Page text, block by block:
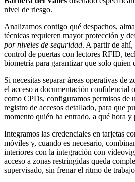
nivel de riesgo.
Analizamos contigo qué despachos,
técnicas requieren mayor protección y
por niveles de seguridad. A partir de
control de puertas con lectores RFID,
biometría para garantizar que solo quien
Si necesitas separar áreas operativas de
el acceso a documentación confidencial
como CPDs, configuramos permisos de
registro de accesos detallado, para que
momento quién ha entrado, a qué hora y
Integramos las credenciales en tarjetas
móviles y, cuando es necesario,
interiores con la integración con
acceso a zonas restringidas queda
supervisado, sin frenar el ritmo de